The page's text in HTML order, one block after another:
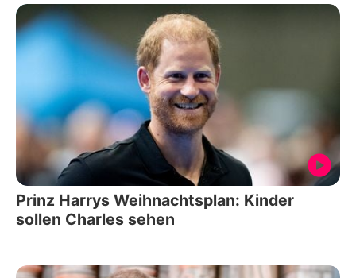
Prinz Harrys Weihnachtsplan: Kinder
sollen Charles sehen